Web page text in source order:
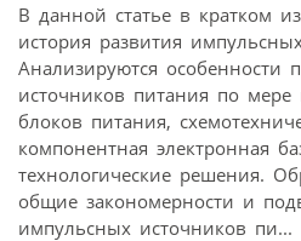
В данной статье в кратком
история развития
Анализируются особенности
источников питания по мере
блоков питания,
компонентная электронная
технологические решения.
общие закономерности и
импульсных источников пи...